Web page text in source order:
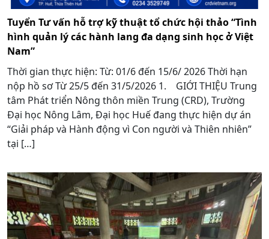
Tuyển Tư vấn hỗ trợ kỹ thuật tổ chức hội thảo “Tình
hình quản lý các hành lang đa dạng sinh học ở Việt
Nam”
Thời gian thực hiện: Từ: 01/6 đến 15/6/ 2026 Thời hạn
nộp hồ sơ Từ 25/5 đến 31/5/2026 1. GIỚI THIỆU Trung
tâm Phát triển Nông thôn miền Trung (CRD), Trường
Đại học Nông Lâm, Đại học Huế đang thực hiện dự án
“Giải pháp và Hành động vì Con người và Thiên nhiên”
tại […]